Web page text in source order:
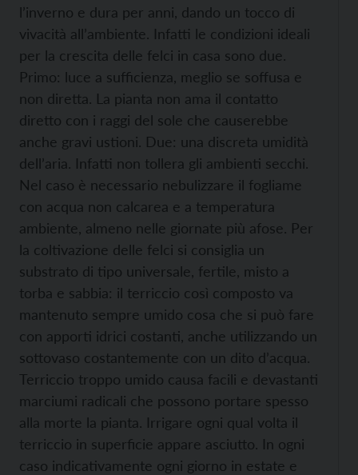
l’inverno e dura per anni, dando un tocco di
vivacità all’ambiente. Infatti le condizioni ideali
per la crescita delle felci in casa sono due.
Primo: luce a sufficienza, meglio se soffusa e
non diretta. La pianta non ama il contatto
diretto con i raggi del sole che causerebbe
anche gravi ustioni. Due: una discreta umidità
dell’aria. Infatti non tollera gli ambienti secchi.
Nel caso è necessario nebulizzare il fogliame
con acqua non calcarea e a temperatura
ambiente, almeno nelle giornate più afose. Per
la coltivazione delle felci si consiglia un
substrato di tipo universale, fertile, misto a
torba e sabbia: il terriccio così composto va
mantenuto sempre umido cosa che si può fare
con apporti idrici costanti, anche utilizzando un
sottovaso costantemente con un dito d’acqua.
Terriccio troppo umido causa facili e devastanti
marciumi radicali che possono portare spesso
alla morte la pianta. Irrigare ogni qual volta il
terriccio in superficie appare asciutto. In ogni
caso indicativamente ogni giorno in estate e